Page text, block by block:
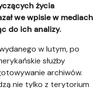
życia
we wpisie w mediach
do ich analizy.
w lutym, po
służby
archiwów.
nie tylko z terytorium